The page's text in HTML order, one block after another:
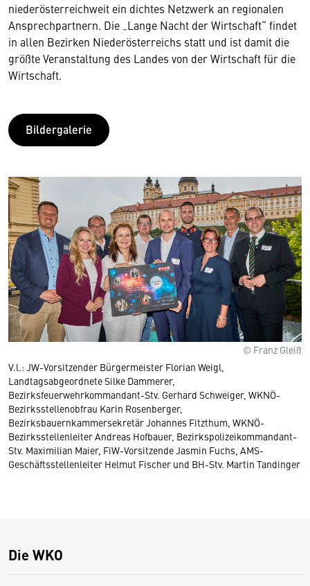
niederösterreichweit ein dichtes Netzwerk an regionalen
Ansprechpartnern. Die „Lange Nacht der Wirtschaft“ findet
in allen Bezirken Niederösterreichs statt und ist damit die
größte Veranstaltung des Landes von der Wirtschaft für die
Wirtschaft.
Bildergalerie
© Franz Gleiß
V.l.: JW-Vorsitzender Bürgermeister Florian Weigl,
Landtagsabgeordnete Silke Dammerer,
Bezirksfeuerwehrkommandant-Stv. Gerhard Schweiger, WKNÖ-
Bezirksstellenobfrau Karin Rosenberger,
Bezirksbauernkammersekretär Johannes Fitzthum, WKNÖ-
Bezirksstellenleiter Andreas Hofbauer, Bezirkspolizeikommandant-
Stv. Maximilian Maier, FiW-Vorsitzende Jasmin Fuchs, AMS-
Geschäftsstellenleiter Helmut Fischer und BH-Stv. Martin Tandinger
Die WKO